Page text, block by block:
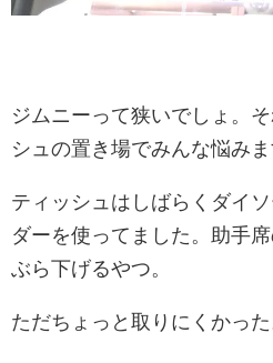
ジムニーって狭いでしょ。
シュの置き場でみんな悩みま
ティッシュはしばらくダイ
ダーを使ってました。助手
ぶら下げるやつ。
ただちょっと取りにくかった